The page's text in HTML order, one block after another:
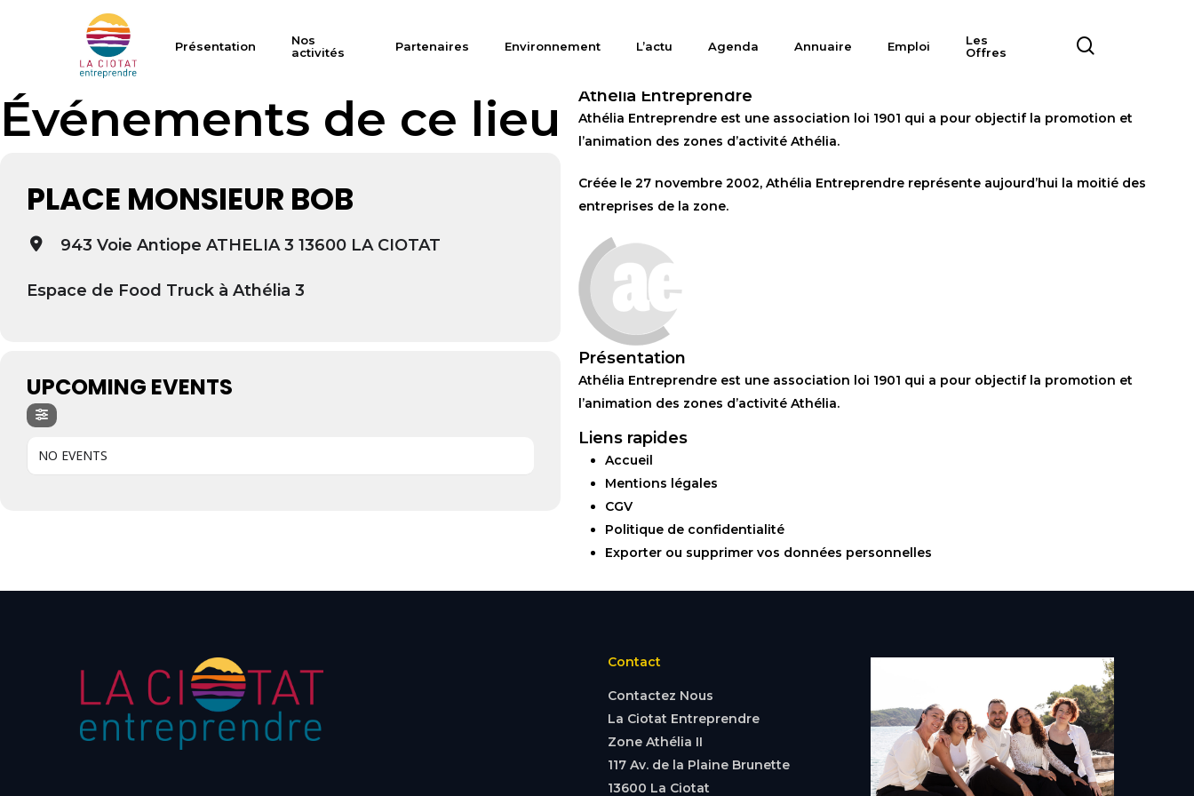
Hit enter to search or ESC to close
Présentation
Nos
activités
Partenaires Environnement L’actu Agenda Annuaire Emploi
Les
Offres
Événements de ce lieu
PLACE MONSIEUR BOB
943 Voie Antiope ATHELIA 3 13600 LA CIOTAT
Espace de Food Truck à Athélia 3
UPCOMING EVENTS
NO EVENTS
Athélia Entreprendre
Athélia Entreprendre est une association loi 1901 qui a pour objectif la promotion et
l’animation des zones d’activité Athélia.
Créée le 27 novembre 2002, Athélia Entreprendre représente aujourd’hui la moitié des
entreprises de la zone.
Présentation
Athélia Entreprendre est une association loi 1901 qui a pour objectif la promotion et
l’animation des zones d’activité Athélia.
Liens rapides
Accueil
Mentions légales
CGV
Politique de confidentialité
Exporter ou supprimer vos données personnelles
Contact
Contactez Nous
La Ciotat Entreprendre
Zone Athélia II
117 Av. de la Plaine Brunette
13600 La Ciotat